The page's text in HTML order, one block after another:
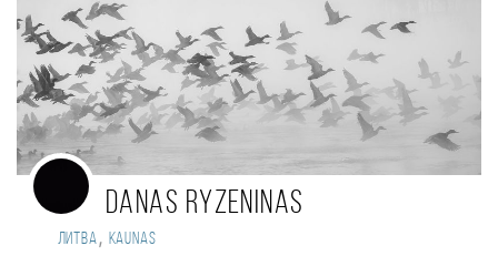
Danas Ryzeninas
Литва, Kaunas